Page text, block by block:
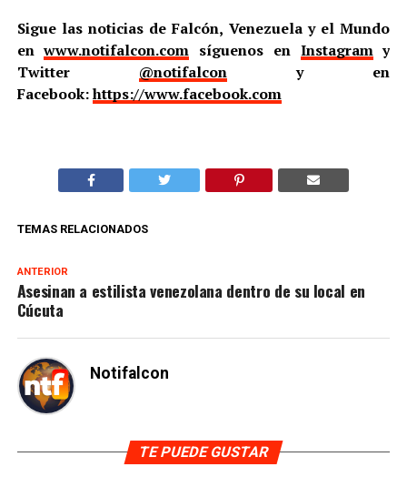
Sigue las noticias de Falcón, Venezuela y el Mundo
enwww.notifalcon.com síguenos en Instagramy
Twitter @notifalcony en
Facebook:https://www.facebook.com
TEMAS RELACIONADOS
ANTERIOR
Asesinan a estilista venezolana dentro de su local en
Cúcuta
Notifalcon
TE PUEDE GUSTAR